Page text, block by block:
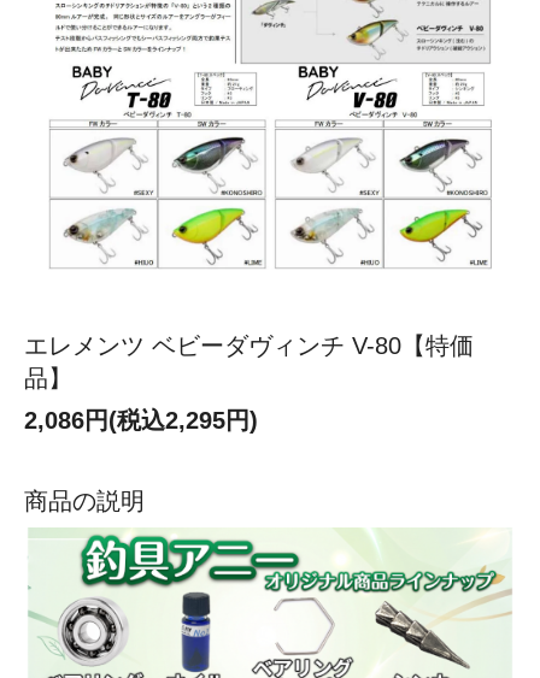
エレメンツ ベビーダヴィンチ V-80【特価
品】
2,086円(税込2,295円)
商品の説明